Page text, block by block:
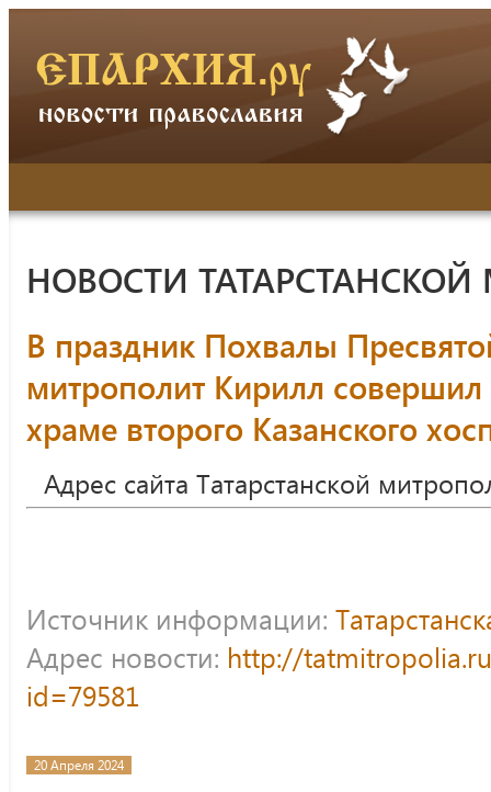
НОВОСТИ
В праздник Похвалы
митрополит Кирилл
храме второго Казанского
Адрес сайта Татарстанской
Источник информации:
Адрес новости: http://
id=79581
20 Апреля 2024